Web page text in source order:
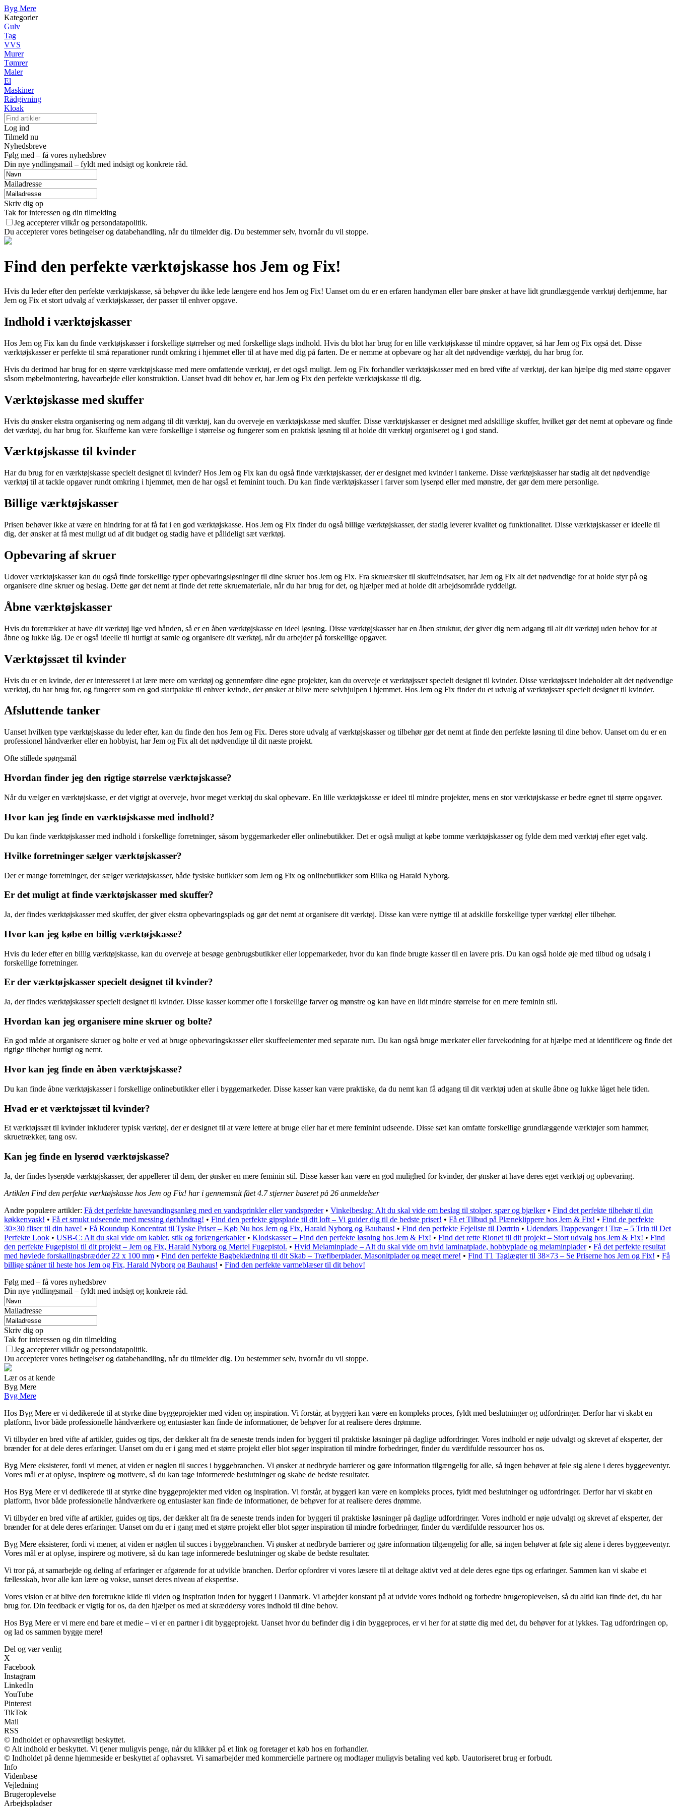
Byg Mere
Kategorier
Gulv
Tag
VVS
Murer
Tømrer
Maler
El
Maskiner
Rådgivning
Kloak
Log ind
Tilmeld nu
Nyhedsbreve
Følg med – få vores nyhedsbrev
Din nye yndlingsmail – fyldt med indsigt og konkrete råd.
Mailadresse
Skriv dig op
Tak for interessen og din tilmelding
Jeg accepterer vilkår og persondatapolitik.
Du accepterer vores betingelser og databehandling, når du tilmelder dig. Du bestemmer selv, hvornår du vil stoppe.
Find den perfekte værktøjskasse hos Jem og Fix!
Hvis du leder efter den perfekte værktøjskasse, så behøver du ikke lede længere end hos Jem og Fix! Uanset om du er en erfaren handyman eller bare ønsker at have lidt grundlæggende værktøj derhjemme, har
Jem og Fix et stort udvalg af værktøjskasser, der passer til enhver opgave.
Indhold i værktøjskasser
Hos Jem og Fix kan du finde værktøjskasser i forskellige størrelser og med forskellige slags indhold. Hvis du blot har brug for en lille værktøjskasse til mindre opgaver, så har Jem og Fix også det. Disse
værktøjskasser er perfekte til små reparationer rundt omkring i hjemmet eller til at have med dig på farten. De er nemme at opbevare og har alt det nødvendige værktøj, du har brug for.
Hvis du derimod har brug for en større værktøjskasse med mere omfattende værktøj, er det også muligt. Jem og Fix forhandler værktøjskasser med en bred vifte af værktøj, der kan hjælpe dig med større opgaver
såsom møbelmontering, havearbejde eller konstruktion. Uanset hvad dit behov er, har Jem og Fix den perfekte værktøjskasse til dig.
Værktøjskasse med skuffer
Hvis du ønsker ekstra organisering og nem adgang til dit værktøj, kan du overveje en værktøjskasse med skuffer. Disse værktøjskasser er designet med adskillige skuffer, hvilket gør det nemt at opbevare og finde
det værktøj, du har brug for. Skufferne kan være forskellige i størrelse og fungerer som en praktisk løsning til at holde dit værktøj organiseret og i god stand.
Værktøjskasse til kvinder
Har du brug for en værktøjskasse specielt designet til kvinder? Hos Jem og Fix kan du også finde værktøjskasser, der er designet med kvinder i tankerne. Disse værktøjskasser har stadig alt det nødvendige
værktøj til at tackle opgaver rundt omkring i hjemmet, men de har også et feminint touch. Du kan finde værktøjskasser i farver som lyserød eller med mønstre, der gør dem mere personlige.
Billige værktøjskasser
Prisen behøver ikke at være en hindring for at få fat i en god værktøjskasse. Hos Jem og Fix finder du også billige værktøjskasser, der stadig leverer kvalitet og funktionalitet. Disse værktøjskasser er ideelle til
dig, der ønsker at få mest muligt ud af dit budget og stadig have et pålideligt sæt værktøj.
Opbevaring af skruer
Udover værktøjskasser kan du også finde forskellige typer opbevaringsløsninger til dine skruer hos Jem og Fix. Fra skrueæsker til skuffeindsatser, har Jem og Fix alt det nødvendige for at holde styr på og
organisere dine skruer og beslag. Dette gør det nemt at finde det rette skruemateriale, når du har brug for det, og hjælper med at holde dit arbejdsområde ryddeligt.
Åbne værktøjskasser
Hvis du foretrækker at have dit værktøj lige ved hånden, så er en åben værktøjskasse en ideel løsning. Disse værktøjskasser har en åben struktur, der giver dig nem adgang til alt dit værktøj uden behov for at
åbne og lukke låg. De er også ideelle til hurtigt at samle og organisere dit værktøj, når du arbejder på forskellige opgaver.
Værktøjssæt til kvinder
Hvis du er en kvinde, der er interesseret i at lære mere om værktøj og gennemføre dine egne projekter, kan du overveje et værktøjssæt specielt designet til kvinder. Disse værktøjssæt indeholder alt det nødvendige
værktøj, du har brug for, og fungerer som en god startpakke til enhver kvinde, der ønsker at blive mere selvhjulpen i hjemmet. Hos Jem og Fix finder du et udvalg af værktøjssæt specielt designet til kvinder.
Afsluttende tanker
Uanset hvilken type værktøjskasse du leder efter, kan du finde den hos Jem og Fix. Deres store udvalg af værktøjskasser og tilbehør gør det nemt at finde den perfekte løsning til dine behov. Uanset om du er en
professionel håndværker eller en hobbyist, har Jem og Fix alt det nødvendige til dit næste projekt.
Ofte stillede spørgsmål
Hvordan finder jeg den rigtige størrelse værktøjskasse?
Når du vælger en værktøjskasse, er det vigtigt at overveje, hvor meget værktøj du skal opbevare. En lille værktøjskasse er ideel til mindre projekter, mens en stor værktøjskasse er bedre egnet til større opgaver.
Hvor kan jeg finde en værktøjskasse med indhold?
Du kan finde værktøjskasser med indhold i forskellige forretninger, såsom byggemarkeder eller onlinebutikker. Det er også muligt at købe tomme værktøjskasser og fylde dem med værktøj efter eget valg.
Hvilke forretninger sælger værktøjskasser?
Der er mange forretninger, der sælger værktøjskasser, både fysiske butikker som Jem og Fix og onlinebutikker som Bilka og Harald Nyborg.
Er det muligt at finde værktøjskasser med skuffer?
Ja, der findes værktøjskasser med skuffer, der giver ekstra opbevaringsplads og gør det nemt at organisere dit værktøj. Disse kan være nyttige til at adskille forskellige typer værktøj eller tilbehør.
Hvor kan jeg købe en billig værktøjskasse?
Hvis du leder efter en billig værktøjskasse, kan du overveje at besøge genbrugsbutikker eller loppemarkeder, hvor du kan finde brugte kasser til en lavere pris. Du kan også holde øje med tilbud og udsalg i
forskellige forretninger.
Er der værktøjskasser specielt designet til kvinder?
Ja, der findes værktøjskasser specielt designet til kvinder. Disse kasser kommer ofte i forskellige farver og mønstre og kan have en lidt mindre størrelse for en mere feminin stil.
Hvordan kan jeg organisere mine skruer og bolte?
En god måde at organisere skruer og bolte er ved at bruge opbevaringskasser eller skuffeelementer med separate rum. Du kan også bruge mærkater eller farvekodning for at hjælpe med at identificere og finde det
rigtige tilbehør hurtigt og nemt.
Hvor kan jeg finde en åben værktøjskasse?
Du kan finde åbne værktøjskasser i forskellige onlinebutikker eller i byggemarkeder. Disse kasser kan være praktiske, da du nemt kan få adgang til dit værktøj uden at skulle åbne og lukke låget hele tiden.
Hvad er et værktøjssæt til kvinder?
Et værktøjssæt til kvinder inkluderer typisk værktøj, der er designet til at være lettere at bruge eller har et mere feminint udseende. Disse sæt kan omfatte forskellige grundlæggende værktøjer som hammer,
skruetrækker, tang osv.
Kan jeg finde en lyserød værktøjskasse?
Ja, der findes lyserøde værktøjskasser, der appellerer til dem, der ønsker en mere feminin stil. Disse kasser kan være en god mulighed for kvinder, der ønsker at have deres eget værktøj og opbevaring.
Artiklen Find den perfekte værktøjskasse hos Jem og Fix! har i gennemsnit fået4.7stjerner baseret på 26 anmeldelser
Andre populære artikler: Få det perfekte havevandingsanlæg med en vandsprinkler eller vandspreder• Vinkelbeslag: Alt du skal vide om beslag til stolper, spær og bjælker• Find det perfekte tilbehør til din
køkkenvask! • Få et smukt udseende med messing dørhåndtag! • Find den perfekte gipsplade til dit loft – Vi guider dig til de bedste priser! • Få et Tilbud på Plæneklippere hos Jem & Fix! • Find de perfekte
30×30 fliser til din have! • Få Roundup Koncentrat til Tyske Priser – Køb Nu hos Jem og Fix, Harald Nyborg og Bauhaus! • Find den perfekte Fejeliste til Dørtrin • Udendørs Trappevanger i Træ – 5 Trin til Det
Perfekte Look • USB-C: Alt du skal vide om kabler, stik og forlængerkabler• Klodskasser – Find den perfekte løsning hos Jem & Fix! • Find det rette Rionet til dit projekt – Stort udvalg hos Jem & Fix! • Find
den perfekte Fugepistol til dit projekt – Jem og Fix, Harald Nyborg og Mørtel Fugepistol. • Hvid Melaminplade – Alt du skal vide om hvid laminatplade, hobbyplade og melaminplader• Få det perfekte resultat
med høvlede forskallingsbrædder 22 x 100 mm • Find den perfekte Bagbeklædning til dit Skab – Træfiberplader, Masonitplader og meget mere! • Find T1 Taglægter til 38×73 – Se Priserne hos Jem og Fix! • Få
billige spåner til heste hos Jem og Fix, Harald Nyborg og Bauhaus! • Find den perfekte varmeblæser til dit behov!
Følg med – få vores nyhedsbrev
Din nye yndlingsmail – fyldt med indsigt og konkrete råd.
Mailadresse
Skriv dig op
Tak for interessen og din tilmelding
Jeg accepterer vilkår og persondatapolitik.
Du accepterer vores betingelser og databehandling, når du tilmelder dig. Du bestemmer selv, hvornår du vil stoppe.
Lær os at kende
Byg Mere
Byg Mere
Hos Byg Mere er vi dedikerede til at styrke dine byggeprojekter med viden og inspiration. Vi forstår, at byggeri kan være en kompleks proces, fyldt med beslutninger og udfordringer. Derfor har vi skabt en
platform, hvor både professionelle håndværkere og entusiaster kan finde de informationer, de behøver for at realisere deres drømme.
Vi tilbyder en bred vifte af artikler, guides og tips, der dækker alt fra de seneste trends inden for byggeri til praktiske løsninger på daglige udfordringer. Vores indhold er nøje udvalgt og skrevet af eksperter, der
brænder for at dele deres erfaringer. Uanset om du er i gang med et større projekt eller blot søger inspiration til mindre forbedringer, finder du værdifulde ressourcer hos os.
Byg Mere eksisterer, fordi vi mener, at viden er nøglen til succes i byggebranchen. Vi ønsker at nedbryde barrierer og gøre information tilgængelig for alle, så ingen behøver at føle sig alene i deres byggeeventyr.
Vores mål er at oplyse, inspirere og motivere, så du kan tage informerede beslutninger og skabe de bedste resultater.
Hos Byg Mere er vi dedikerede til at styrke dine byggeprojekter med viden og inspiration. Vi forstår, at byggeri kan være en kompleks proces, fyldt med beslutninger og udfordringer. Derfor har vi skabt en
platform, hvor både professionelle håndværkere og entusiaster kan finde de informationer, de behøver for at realisere deres drømme.
Vi tilbyder en bred vifte af artikler, guides og tips, der dækker alt fra de seneste trends inden for byggeri til praktiske løsninger på daglige udfordringer. Vores indhold er nøje udvalgt og skrevet af eksperter, der
brænder for at dele deres erfaringer. Uanset om du er i gang med et større projekt eller blot søger inspiration til mindre forbedringer, finder du værdifulde ressourcer hos os.
Byg Mere eksisterer, fordi vi mener, at viden er nøglen til succes i byggebranchen. Vi ønsker at nedbryde barrierer og gøre information tilgængelig for alle, så ingen behøver at føle sig alene i deres byggeeventyr.
Vores mål er at oplyse, inspirere og motivere, så du kan tage informerede beslutninger og skabe de bedste resultater.
Vi tror på, at samarbejde og deling af erfaringer er afgørende for at udvikle branchen. Derfor opfordrer vi vores læsere til at deltage aktivt ved at dele deres egne tips og erfaringer. Sammen kan vi skabe et
fællesskab, hvor alle kan lære og vokse, uanset deres niveau af ekspertise.
Vores vision er at blive den foretrukne kilde til viden og inspiration inden for byggeri i Danmark. Vi arbejder konstant på at udvide vores indhold og forbedre brugeroplevelsen, så du altid kan finde det, du har
brug for. Din feedback er vigtig for os, da den hjælper os med at skræddersy vores indhold til dine behov.
Hos Byg Mere er vi mere end bare et medie – vi er en partner i dit byggeprojekt. Uanset hvor du befinder dig i din byggeproces, er vi her for at støtte dig med det, du behøver for at lykkes. Tag udfordringen op,
og lad os sammen bygge mere!
Del og vær venlig
X
Facebook
Instagram
LinkedIn
YouTube
Pinterest
TikTok
Mail
RSS
© Indholdet er ophavsretligt beskyttet.
© Alt indhold er beskyttet. Vi tjener muligvis penge, når du klikker på et link og foretager et køb hos en forhandler.
© Indholdet på denne hjemmeside er beskyttet af ophavsret. Vi samarbejder med kommercielle partnere og modtager muligvis betaling ved køb. Uautoriseret brug er forbudt.
Info
Videnbase
Vejledning
Brugeroplevelse
Arbejdspladser